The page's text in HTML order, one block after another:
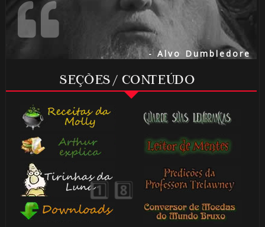
- Alvo Dumbledore
SEÇÕES / CONTEÚDO
⚡